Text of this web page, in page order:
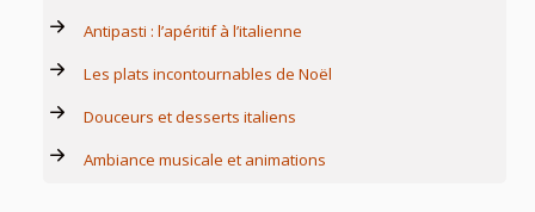
Antipasti : l’apéritif à l’italienne
Les plats incontournables de Noël
Douceurs et desserts italiens
Ambiance musicale et animations